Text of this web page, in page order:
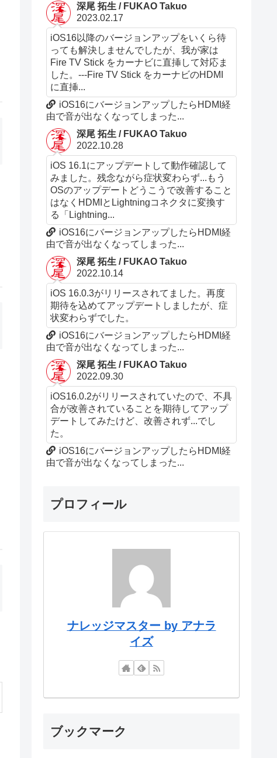
深尾 拓生 / FUKAO Takuo
2023.02.17
iOS16以降のバージョンアップをいくら待
っても解決しませんでしたが、我が家は
Fire TV Stick をカーナビに直挿して対応ま
した。---Fire TV Stick をカーナビのHDMI
に直挿...
iOS16にバージョンアップしたらHDMI経
由で音が出なくなってしまった...
深尾 拓生 / FUKAO Takuo
2022.10.28
iOS 16.1にアップデートして動作確認して
みました。残念ながら症状変わらず...もう
OSのアップデートどうこうで改善すること
はなくHDMIとLightningコネクタに変換す
る「Lightning...
iOS16にバージョンアップしたらHDMI経
由で音が出なくなってしまった...
深尾 拓生 / FUKAO Takuo
2022.10.14
iOS 16.0.3がリリースされてました。再度
期待を込めてアップデートしましたが、症
状変わらずでした。
iOS16にバージョンアップしたらHDMI経
由で音が出なくなってしまった...
深尾 拓生 / FUKAO Takuo
2022.09.30
iOS16.0.2がリリースされていたので、不具
合が改善されていることを期待してアップ
デートしてみたけど、改善されず...でし
た。
iOS16にバージョンアップしたらHDMI経
由で音が出なくなってしまった...
プロフィール
ナレッジマスター by アナラ
イズ
ブックマーク